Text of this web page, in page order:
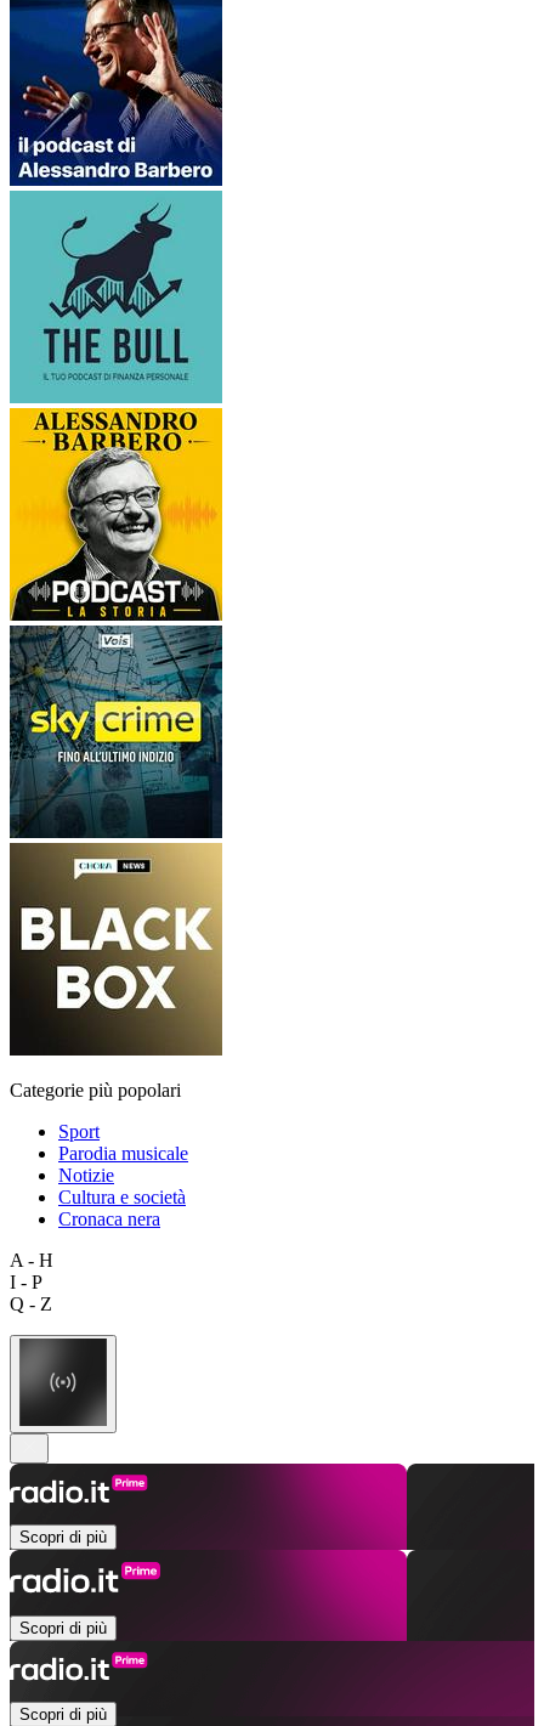
Categorie più popolari
Sport
Parodia musicale
Notizie
Cultura e società
Cronaca nera
A - H
I - P
Q - Z
Scopri di più
Scopri di più
Scopri di più